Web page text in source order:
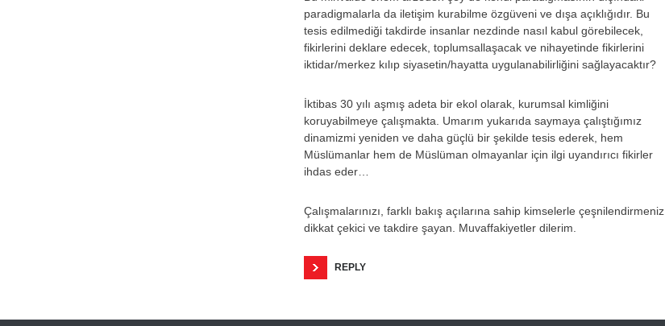
paradigmalarla da iletişim kurabilme özgüveni ve dışa açıklığıdır. Bu
tesis edilmediği takdirde insanlar nezdinde nasıl kabul görebilecek,
fikirlerini deklare edecek, toplumsallaşacak ve nihayetinde fikirlerini
iktidar/merkez kılıp siyasetin/hayatta uygulanabilirliğini sağlayacaktır?
İktibas 30 yılı aşmış adeta bir ekol olarak, kurumsal kimliğini
koruyabilmeye çalışmakta. Umarım yukarıda saymaya çalıştığımız
dinamizmi yeniden ve daha güçlü bir şekilde tesis ederek, hem
Müslümanlar hem de Müslüman olmayanlar için ilgi uyandırıcı fikirler
ihdas eder…
Çalışmalarınızı, farklı bakış açılarına sahip kimselerle çeşnilendirmeniz
dikkat çekici ve takdire şayan. Muvaffakiyetler dilerim.
REPLY